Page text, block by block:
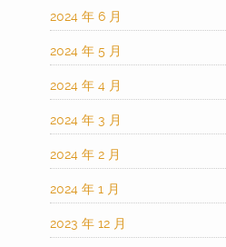
2024 年 6 月
2024 年 5 月
2024 年 4 月
2024 年 3 月
2024 年 2 月
2024 年 1 月
2023 年 12 月